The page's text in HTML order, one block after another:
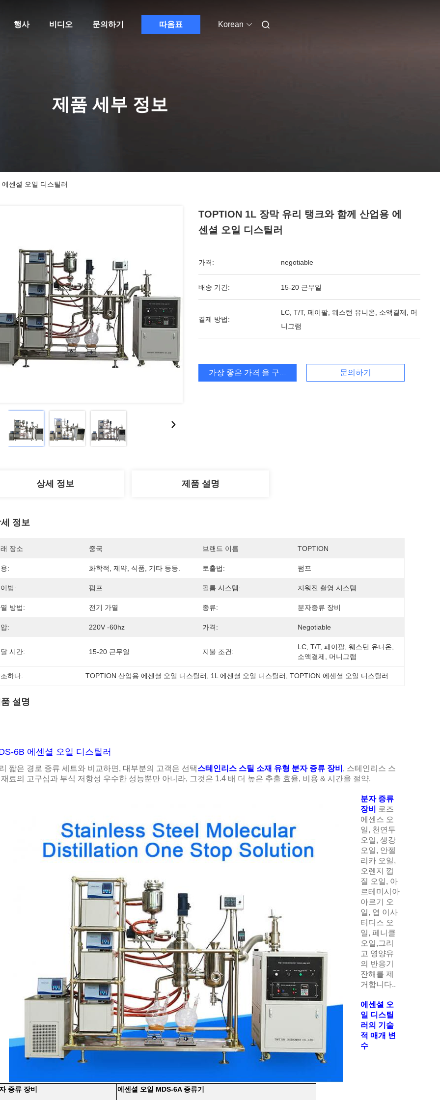
행사 비디오 문의하기 따옴표 Korean
제품 세부 정보
센셜 오일 디스틸러
TOPTION 1L 장막 유리 탱크와 함께 산업용 에
센셜 오일 디스틸러
가격: negotiable
배송 기간: 15-20 근무일
결제 방법:
LC, T/T, 페이팔, 웨스턴 유니온, 소액결제, 머
니그램
가장 좋은 가격 을 구하라 문의하기
상세 정보 제품 설명
정보
장소 중국 브랜드 이름 TOPTION
: 화학적, 제약, 식품, 기타 등등. 토출법: 펌프
법: 펌프 필름 시스템: 지워진 촬영 시스템
방법: 전기 가열 종류: 분자증류 장비
: 220V -60hz 가격: Negotiable
시간: 15-20 근무일 지불 조건:
LC, T/T, 페이팔, 웨스턴 유니온,
소액결제, 머니그램
하다: TOPTION 산업용 에센셜 오일 디스틸러 1L 에센셜 오일 디스틸러 , TOPTION 에센셜 오일 디스틸러
설명
6B 에센셜 오일 디스틸러
짧은 경로 증류 세트와 비교하면, 대부분의 고객은 선택스테인리스 스틸 소재 유형 분자 증류 장비 , 스테인리스 스
료의 고구심과 부식 저항성 우수한 성능뿐만 아니라, 그것은 1.4 배 더 높은 추출 효율, 비용 & 시간을 절약.
분자 증류
장비
로즈
에센스 오
일, 천연두
오일, 생강
오일, 안젤
리카 오일,
오렌지 껍
질 오일, 아
르테미시아
아르기 오
일, 엽 이사
티디스 오
일, 페니클
오일,그리
고 영양유
의 반응기
잔해를 제
거합니다..
에센셜 오
일 디스틸
러의 기술
적 매개 변
수
증류 장비 에센셜 오일 MDS-6A 증류기